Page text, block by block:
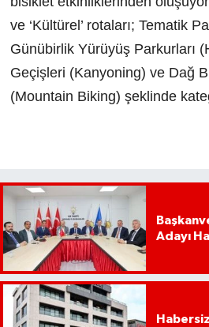
ve ‘Kültürel’ rotaları; Tematik
Günübirlik Yürüyüş Parkurları
Geçişleri (Kanyoning) ve Dağ
(Mountain Biking) şeklinde
Adayı